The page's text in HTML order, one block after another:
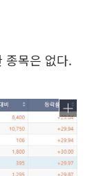
종목은 없다.